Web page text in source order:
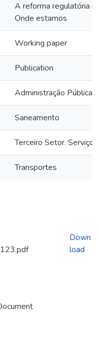
A reforma regulatória
Onde estamos
Working paper
Publication
Administração Pública.
Saneamento
Terceiro Setor.
Transportes
Down
load